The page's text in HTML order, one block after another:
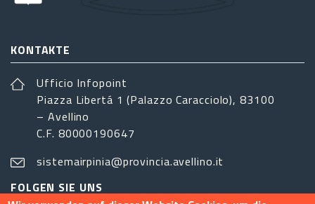
KONTAKTE
Ufficio Infopoint
Piazza Libertá 1 (Palazzo Caracciolo), 83100
– Avellino
C.F. 80000190647
sistemairpinia@provincia.avellino.it
FOLGEN SIE UNS